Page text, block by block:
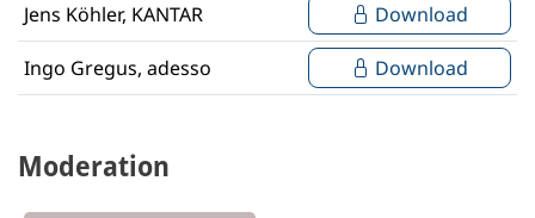
Jens Köhler, KANTAR Download
Ingo Gregus, adesso Download
Moderation